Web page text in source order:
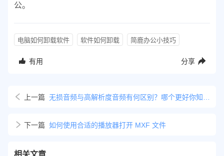
公。
电脑如何卸载软件 软件如何卸载 简鹿办公小技巧
有用 分享
上一篇
下一篇 如何使用合适的播放器打开 MXF 文件
相关文章